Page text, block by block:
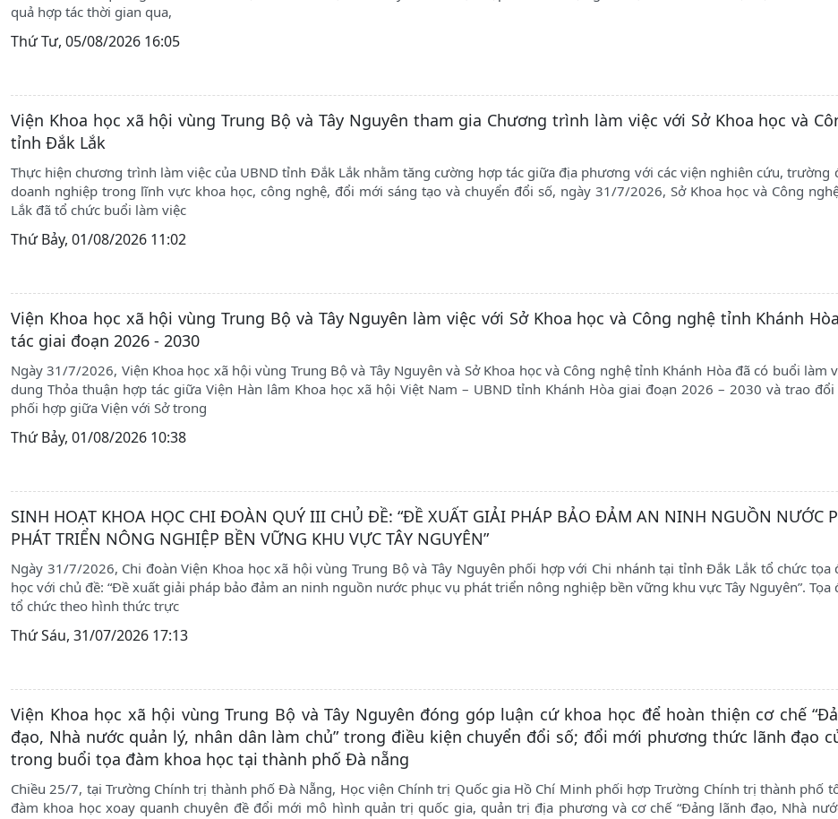
quả hợp tác thời gian qua,
Thứ Tư, 05/08/2026 16:05
Viện Khoa học xã hội vùng Trung Bộ và Tây Nguyên tham gia Chương trình làm việc với Sở Khoa học và
tỉnh Đắk Lắk
Thực hiện chương trình làm việc của UBND tỉnh Đắk Lắk nhằm tăng cường hợp tác giữa địa phương với các viện nghiên cứu, trường
doanh nghiệp trong lĩnh vực khoa học, công nghệ, đổi mới sáng tạo và chuyển đổi số, ngày 31/7/2026, Sở Khoa học và Công
Lắk đã tổ chức buổi làm việc
Thứ Bảy, 01/08/2026 11:02
Viện Khoa học xã hội vùng Trung Bộ và Tây Nguyên làm việc với Sở Khoa học và Công nghệ tỉnh Khánh
tác giai đoạn 2026 - 2030
Ngày 31/7/2026, Viện Khoa học xã hội vùng Trung Bộ và Tây Nguyên và Sở Khoa học và Công nghệ tỉnh Khánh Hòa đã có buổi làm
dung Thỏa thuận hợp tác giữa Viện Hàn lâm Khoa học xã hội Việt Nam – UBND tỉnh Khánh Hòa giai đoạn 2026 – 2030 và trao đổi
phối hợp giữa Viện với Sở trong
Thứ Bảy, 01/08/2026 10:38
SINH HOẠT KHOA HỌC CHI ĐOÀN QUÝ III CHỦ ĐỀ: “ĐỀ XUẤT GIẢI PHÁP BẢO ĐẢM AN NINH NGUỒN NƯỚC
PHÁT TRIỂN NÔNG NGHIỆP BỀN VỮNG KHU VỰC TÂY NGUYÊN”
Ngày 31/7/2026, Chi đoàn Viện Khoa học xã hội vùng Trung Bộ và Tây Nguyên phối hợp với Chi nhánh tại tỉnh Đắk Lắk tổ chức tọa
học với chủ đề: “Đề xuất giải pháp bảo đảm an ninh nguồn nước phục vụ phát triển nông nghiệp bền vững khu vực Tây Nguyên”. Tọa
tổ chức theo hình thức trực
Thứ Sáu, 31/07/2026 17:13
Viện Khoa học xã hội vùng Trung Bộ và Tây Nguyên đóng góp luận cứ khoa học để hoàn thiện cơ chế
đạo, Nhà nước quản lý, nhân dân làm chủ” trong điều kiện chuyển đổi số; đổi mới phương thức lãnh đạo
trong buổi tọa đàm khoa học tại thành phố Đà nẵng
Chiều 25/7, tại Trường Chính trị thành phố Đà Nẵng, Học viện Chính trị Quốc gia Hồ Chí Minh phối hợp Trường Chính trị thành phố
đàm khoa học xoay quanh chuyên đề đổi mới mô hình quản trị quốc gia, quản trị địa phương và cơ chế “Đảng lãnh đạo, Nhà